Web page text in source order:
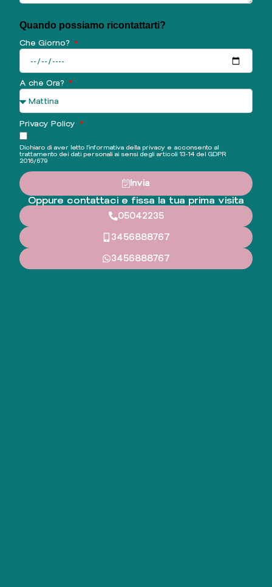
Quando possiamo ricontattarti?
Che Giorno?
A che Ora?
Privacy Policy
Dichiaro di aver letto l'informativa della privacy e acconsento al
trattamento dei dati personali ai sensi degli articoli 13-14 del GDPR
2016/679
Invia
Oppure contattaci e fissa la tua prima visita
05042235
3456888767
3456888767